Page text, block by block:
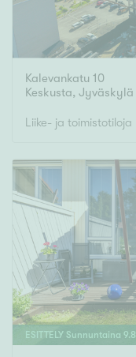
Kalevankatu 10
Keskusta, Jyväskylä
Liike- ja toimistotiloja
ESITTELY Sunnuntaina 9.8